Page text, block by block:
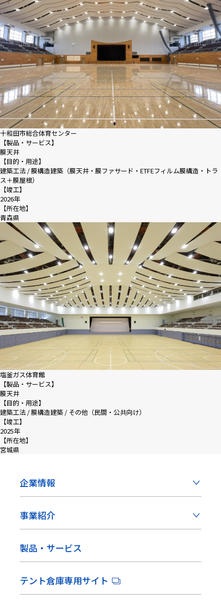
十和田市総合体育センター
【製品・サービス】
膜天井
【目的・用途】
建築工法 / 膜構造建築（膜天井・膜ファサード・ETFEフィルム膜構造・トラ
ス＋膜屋根）
【竣工】
2026年
【所在地】
青森県
塩釜ガス体育館
【製品・サービス】
膜天井
【目的・用途】
建築工法 / 膜構造建築 / その他（民間・公共向け）
【竣工】
2025年
【所在地】
宮城県
企業情報
事業紹介
製品・サービス
テント倉庫専用サイト